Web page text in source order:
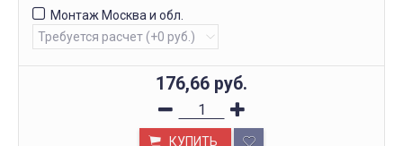
Монтаж Москва и обл.
176,66 руб.
КУПИТЬ